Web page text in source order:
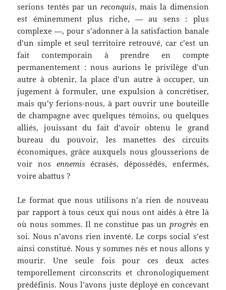
serions tentés par unreconquis, mais la dimension
est éminemment plus riche, — au sens : plus
complexe —, pour s’adonner à la satisfaction banale
d’un simple et seul territoire retrouvé, car c’est un
fait contemporain à prendre en compte
permanentement : nous aurions le privilège d’un
autre à obtenir, la place d’un autre à occuper, un
jugement à formuler, une expulsion à concrétiser,
mais qu’y ferions-nous, à part ouvrir une bouteille
de champagne avec quelques témoins, ou quelques
alliés, jouissant du fait d’avoir obtenu le grand
bureau du pouvoir, les manettes des circuits
économiques, grâce auxquels nous glousserions de
voir nos ennemisécrasés, dépossédés, enfermés,
voire abattus ?
Le format que nous utilisons n’a rien de nouveau
par rapport à tous ceux qui nous ont aidés à être là
où nous sommes. Il ne constitue pas un progrèsen
soi. Nous n’avons rien inventé. Le corps social s’est
ainsi constitué. Nous y sommes nés et nous allons y
mourir. Une seule fois pour ces deux actes
temporellement circonscrits et chronologiquement
prédéfinis. Nous l’avons juste déployé en concevant